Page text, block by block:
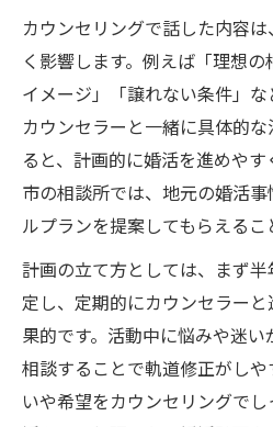
カウンセリングで話した内容
く影響します。例えば「理想
イメージ」「譲れない条件」な
カウンセラーと一緒に具体的
ると、計画的に婚活を進めや
市の相談所では、地元の婚活
ルプランを提案してもらえるこ
計画の立て方としては、まず
定し、定期的にカウンセラー
果的です。活動中に悩みや迷
相談することで軌道修正がし
いや希望をカウンセリングで